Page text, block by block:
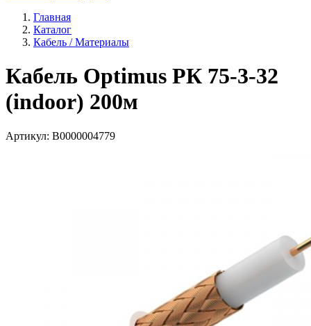
Главная
Каталог
Кабель / Материалы
Кабель Optimus РК 75-3-32
(indoor) 200м
Артикул: В0000004779